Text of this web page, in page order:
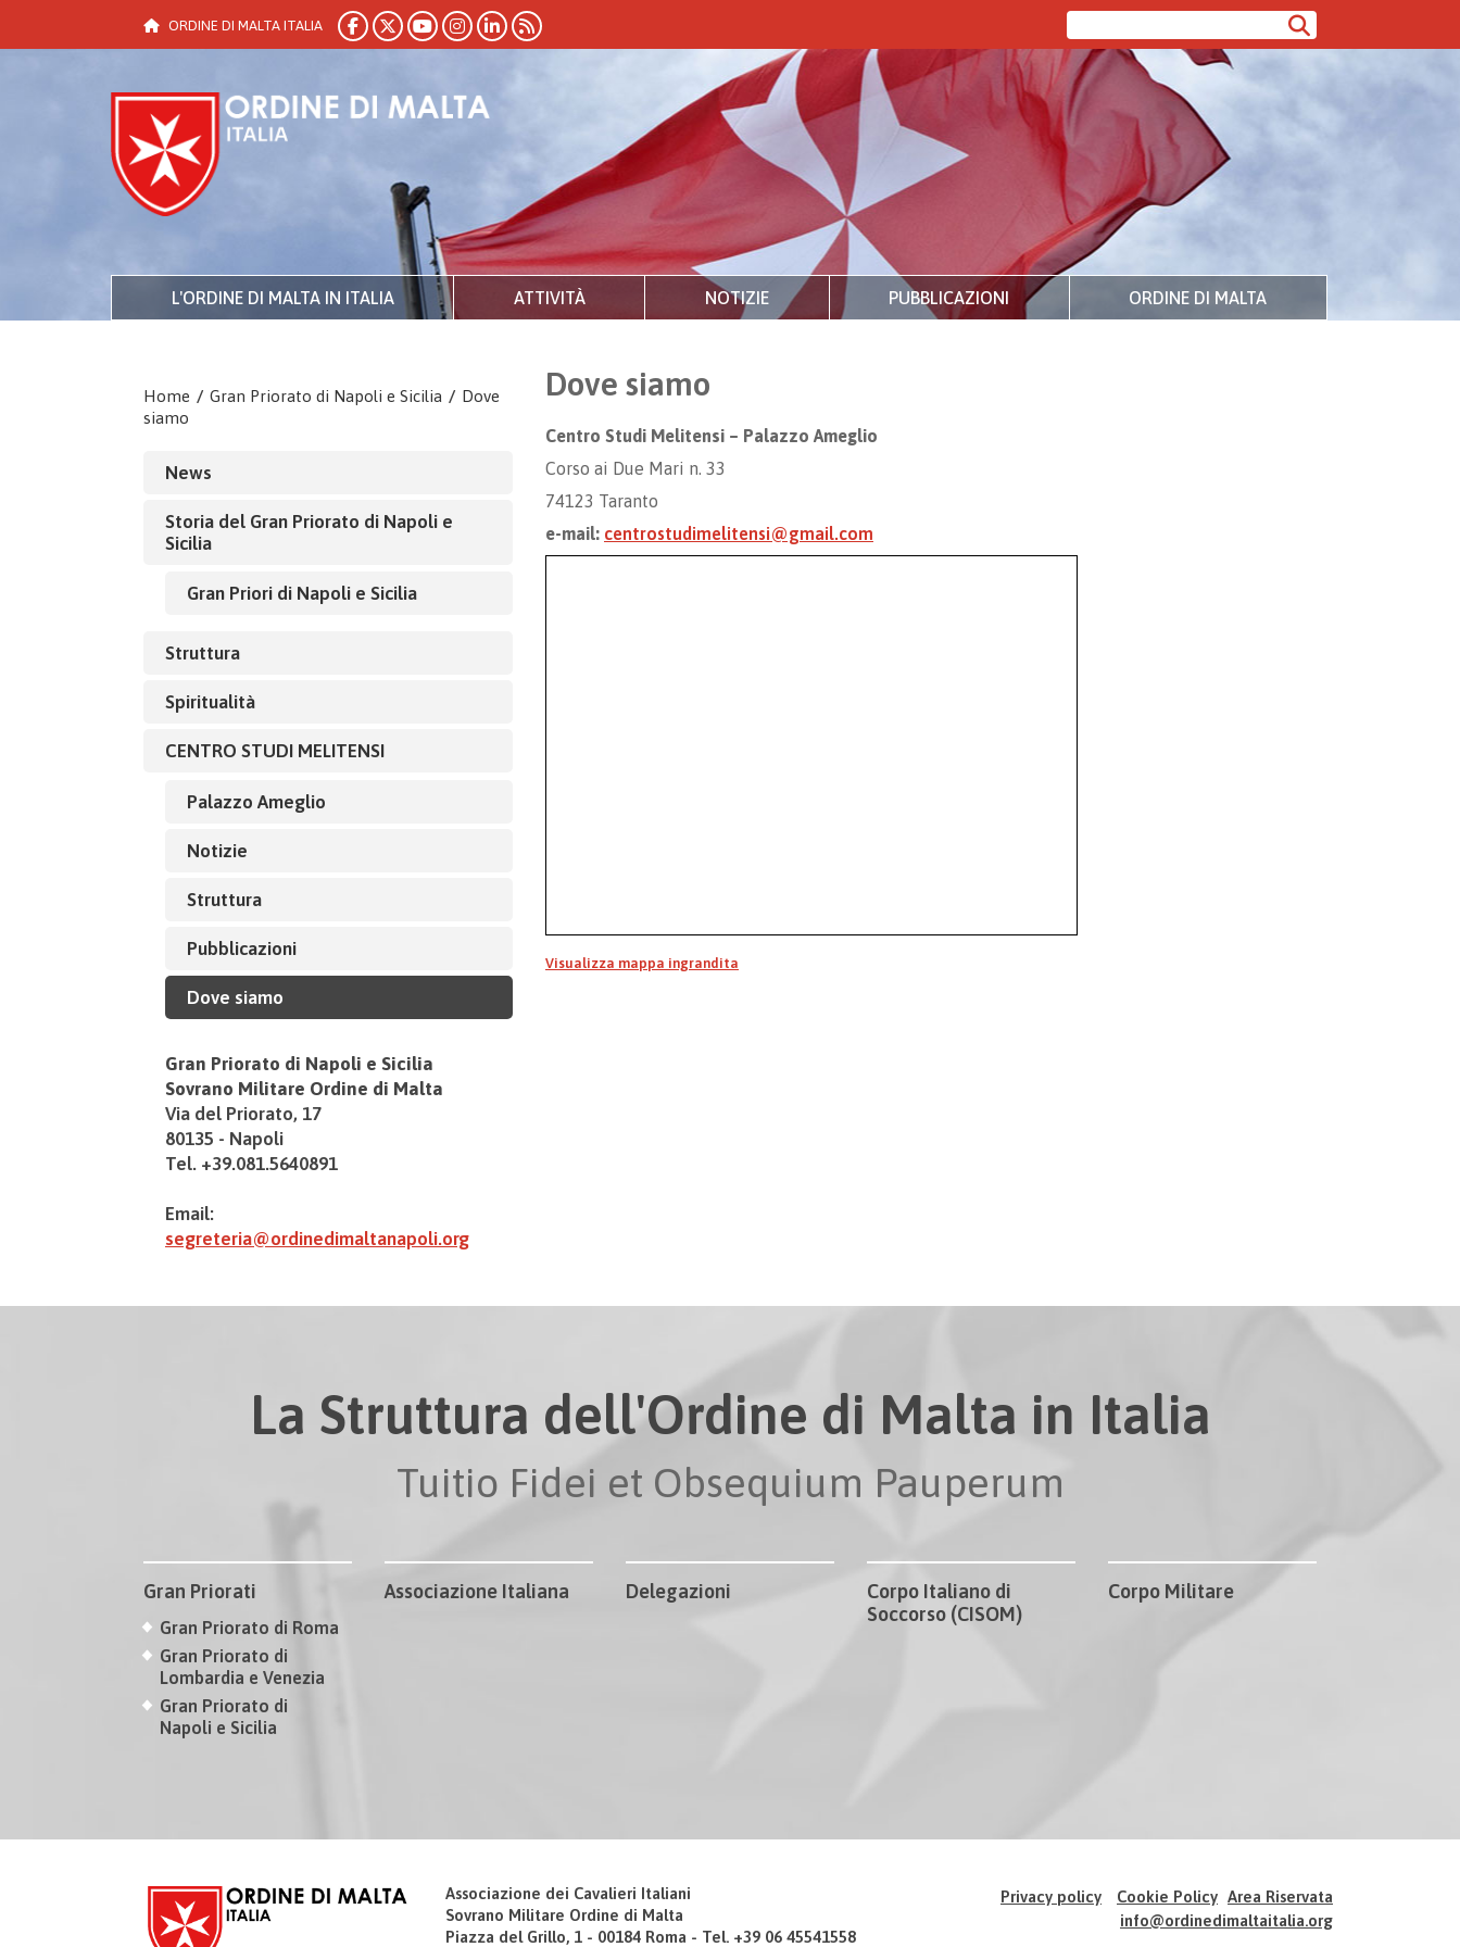
ORDINE DI MALTA ITALIA
L'ORDINE DI MALTA IN ITALIA ATTIVITÀ NOTIZIE PUBBLICAZIONI ORDINE DI MALTA
Home / Gran Priorato di Napoli e Sicilia / Dove
siamo
News
Storia del Gran Priorato di Napoli e
Sicilia
Gran Priori di Napoli e Sicilia
Struttura
Spiritualità
CENTRO STUDI MELITENSI
Palazzo Ameglio
Notizie
Struttura
Pubblicazioni
Dove siamo
Gran Priorato di Napoli e Sicilia
Sovrano Militare Ordine di Malta
Via del Priorato, 17
80135 - Napoli
Tel. +39.081.5640891
Email:
segreteria@ordinedimaltanapoli.org
Dove siamo
Centro Studi Melitensi – Palazzo Ameglio
Corso ai Due Mari n. 33
74123 Taranto
e-mail: centrostudimelitensi@gmail.com
Visualizza mappa ingrandita
La Struttura dell'Ordine di Malta in Italia
Tuitio Fidei et Obsequium Pauperum
Gran Priorati
Gran Priorato di Roma
Gran Priorato di
Lombardia e Venezia
Gran Priorato di
Napoli e Sicilia
Associazione Italiana Delegazioni
Corpo Italiano di
Soccorso (CISOM)
Corpo Militare
Associazione dei Cavalieri Italiani
Sovrano Militare Ordine di Malta
Piazza del Grillo, 1 - 00184 Roma - Tel. +39 06 45541558
Privacy policy Cookie Policy Area Riservata
info@ordinedimaltaitalia.org